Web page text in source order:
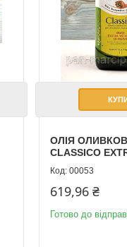
ОЛІЯ
CLASSICO
00053
619,96 ₴
Готово до